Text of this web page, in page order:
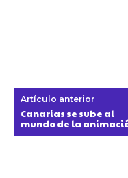
Artículo anterior
Canarias se sube al
mundo de la